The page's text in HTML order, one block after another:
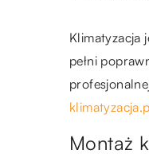
Klimatyzacja
pełni
Montaż